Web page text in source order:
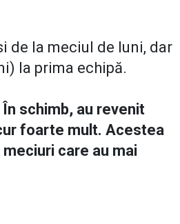
de la meciul de luni, dar
la prima echipă.
schimb, au revenit
foarte mult. Acestea
care au mai